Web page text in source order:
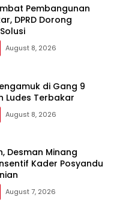
Pembangunan
DPRD Dorong
August 8, 2026
di Gang 9
Ludes Terbakar
August 8, 2026
Desman Minang
Kader Posyandu
August 7, 2026